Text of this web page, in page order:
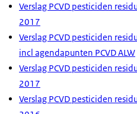
Verslag PCVD pesticiden
2017
Verslag PCVD pesticiden
incl agendapunten PCVD ALW
Verslag PCVD pesticiden
2017
Verslag PCVD pesticiden